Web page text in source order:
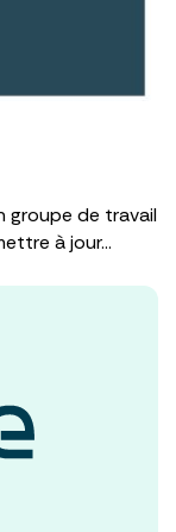
groupe de travail
à jour...